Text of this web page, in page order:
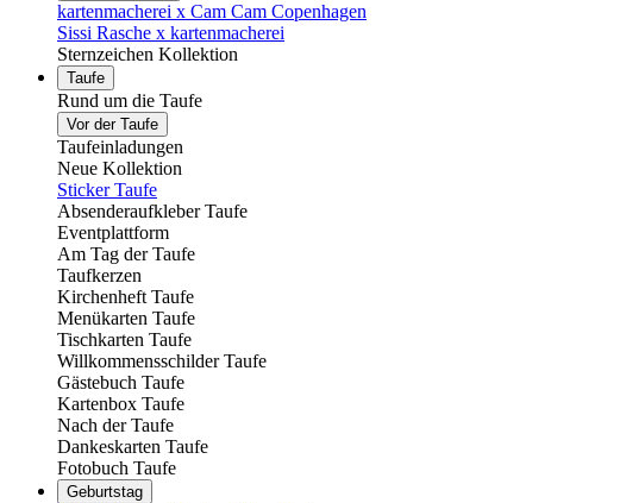
kartenmacherei x Cam Cam Copenhagen
Sissi Rasche x kartenmacherei
Sternzeichen Kollektion
Taufe
Rund um die Taufe
Vor der Taufe
Taufeinladungen
Neue Kollektion
Sticker Taufe
Absenderaufkleber Taufe
Eventplattform
Am Tag der Taufe
Taufkerzen
Kirchenheft Taufe
Menükarten Taufe
Tischkarten Taufe
Willkommensschilder Taufe
Gästebuch Taufe
Kartenbox Taufe
Nach der Taufe
Dankeskarten Taufe
Fotobuch Taufe
Geburtstag